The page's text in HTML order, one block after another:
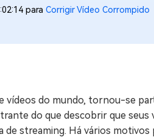
e limpar arquivos inúteis no Mac
Mac Grátis
para Corrigir Vídeo Corrompido
vídeos do mundo, tornou-se
do que descobrir que seus
streaming. Há vários